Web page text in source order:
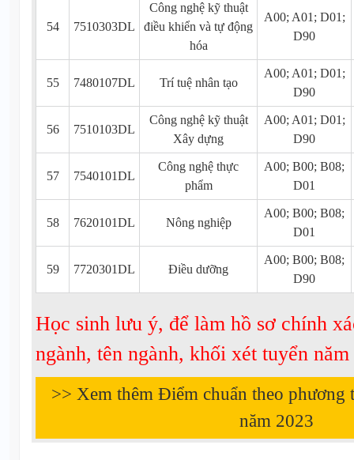
54 7510303DL
Công nghệ kỹ thuật
điều khiển và tự động
hóa
A00; A01; D01;
D90
55 7480107DL Trí tuệ nhân tạo
A00; A01; D01;
D90
56 7510103DL
Công nghệ kỹ thuật
Xây dựng
A00; A01; D01;
D90
57 7540101DL
Công nghệ thực
phẩm
A00; B00; B08;
D01
58 7620101DL Nông nghiệp
A00; B00; B08;
D01
59 7720301DL Điều dưỡng
A00; B00; B08;
D90
Học sinh lưu ý, để làm hồ sơ chính
ngành, tên ngành, khối xét tuyển
>> Xem thêm Điểm chuẩn theo
năm 2023